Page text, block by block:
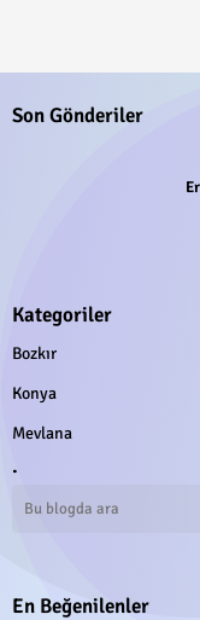
Son Gönderiler
Kategoriler
Bozkır
Konya
Mevlana
.
En Beğenilenler